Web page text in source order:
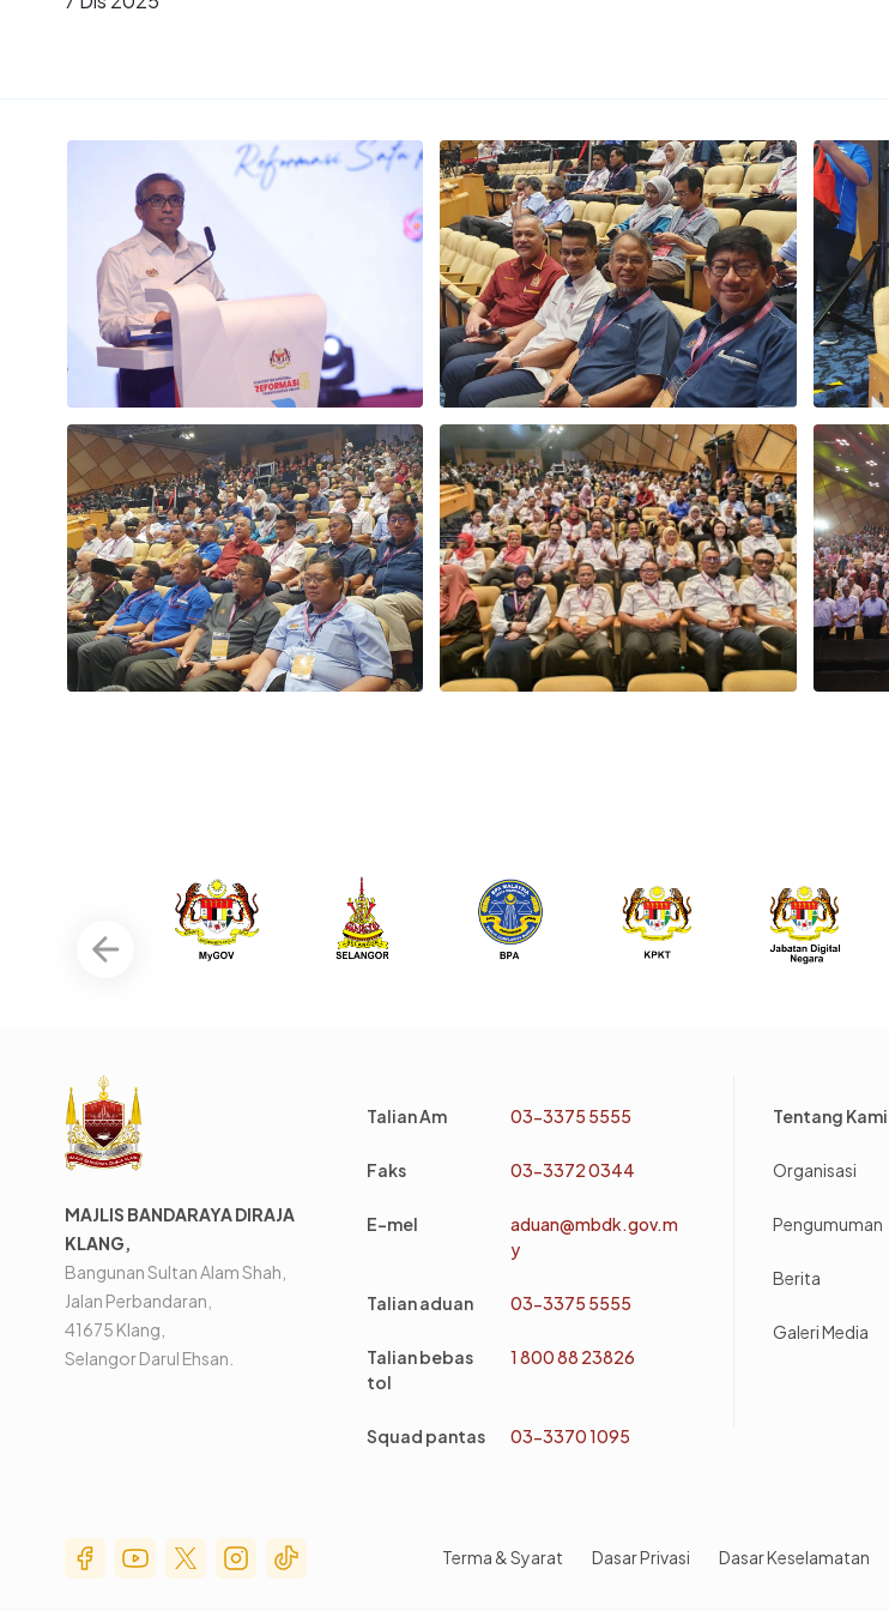
MAJLIS BANDARAYA DIRAJA
KLANG,
Bangunan Sultan Alam Shah,
Jalan Perbandaran,
41675 Klang,
Selangor Darul Ehsan.
Talian Am 03-3375 5555
Faks 03-3372 0344
E-mel
aduan@mbdk.gov.m
y
Talian aduan 03-3375 5555
Talian bebas
tol
1 800 88 23826
Squad pantas 03-3370 1095
Tentang Kami
Organisasi
Pengumuman
Berita
Galeri Media
Social Media Menu Terma & Syarat Dasar Privasi Dasar Keselamatan